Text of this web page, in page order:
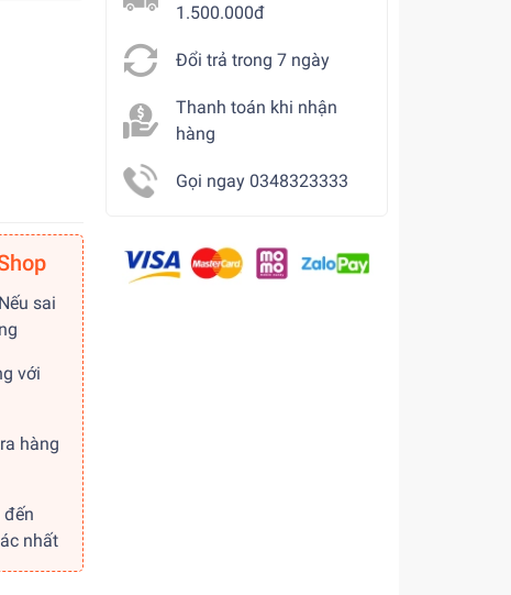
sai
với
hàng
nhất
1.500.000đ
Đổi trả trong 7 ngày
Thanh toán khi nhận
hàng
Gọi ngay 0348323333